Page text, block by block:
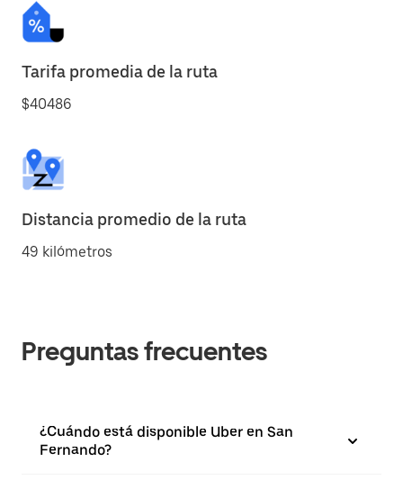
Tarifa promedia de la ruta
$40486
Distancia promedio de la ruta
49 kilómetros
Preguntas frecuentes
¿Cuándo está disponible Uber en San
Fernando?